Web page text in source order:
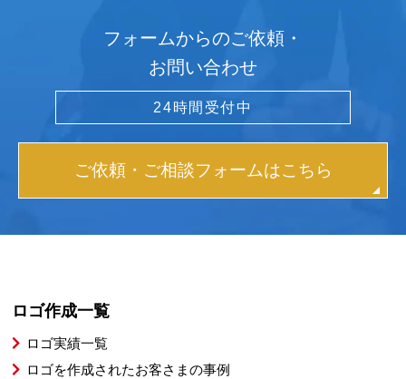
フォームからのご依頼・
お問い合わせ
24時間受付中
ご依頼・ご相談フォームはこちら
ロゴ作成一覧
ロゴ実績一覧
ロゴを作成されたお客さまの事例